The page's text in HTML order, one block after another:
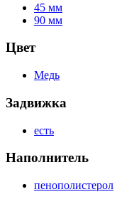
45 мм
90 мм
Цвет
Медь
Задвижка
есть
Наполнитель
пенополистерол